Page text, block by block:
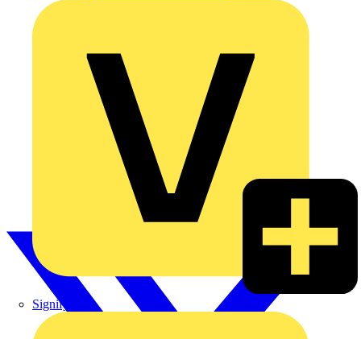
Signify